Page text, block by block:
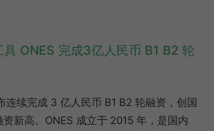
具 ONES 完成3亿人民币 B1 B2 轮
连续完成 3 亿人民币 B1 B2 轮融资，创国
新高。ONES 成立于 2015 年，是国内